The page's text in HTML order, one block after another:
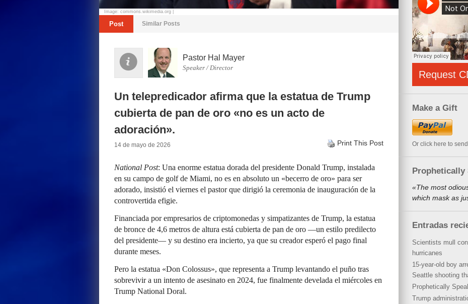
Image: commons.wikimedia.org |
Post Similar Posts
Pastor Hal Mayer
Speaker / Director
Un telepredicador afirma que la estatua de Trump
cubierta de pan de oro «no es un acto de
adoración».
14 de mayo de 2026 Print This Post
National Post: Una enorme estatua dorada del presidente Donald Trump, instalada
en su campo de golf de Miami, no es en absoluto un «becerro de oro» para ser
adorado, insistió el viernes el pastor que dirigió la ceremonia de inauguración de la
controvertida efigie.
Financiada por empresarios de criptomonedas y simpatizantes de Trump, la estatua
de bronce de 4,6 metros de altura está cubierta de pan de oro —un estilo predilecto
del presidente— y su destino era incierto, ya que su creador esperó el pago final
durante meses.
Pero la estatua «Don Colossus», que representa a Trump levantando el puño tras
sobrevivir a un intento de asesinato en 2024, fue finalmente develada el miércoles en
Trump National Doral.
Request
Make a Gift
Or click here to
«The most
which mask as
Entradas
Scientists mull
hurricanes
15-year-old boy
Seattle shooting
Prophetically
Trump